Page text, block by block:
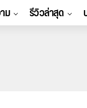
ม รีวิวล่าสุด